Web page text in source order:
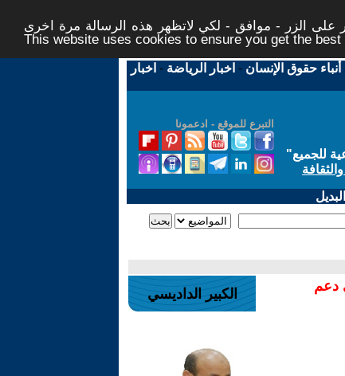
على الزر - موافق - لكي لاتظهر هذه الرسالة مرة اخرى -
This website uses cookies to ensure you get the
أنباء حقوق الإنسان - اخبار الرياضة - اخبار
التبرع للموقع - ادعمونا
للجميع"
دعم
الكبير الداديسي